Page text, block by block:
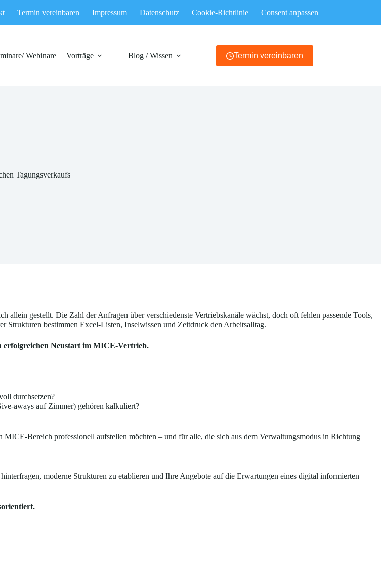
Termin vereinbaren Impressum Datenschutz Cookie-Richtlinie Consent anpassen
Webinare Vorträge Blog / Wissen Termin vereinbaren
Tagungsverkaufs
gestellt. Die Zahl der Anfragen über verschiedenste Vertriebskanäle wächst, doch oft fehlen passende Tools,
Strukturen bestimmen Excel-Listen, Inselwissen und Zeitdruck den Arbeitsalltag.
erfolgreichen Neustart im MICE-Vertrieb.
durchsetzen?
aways auf Zimmer) gehören kalkuliert?
Bereich professionell aufstellen möchten – und für alle, die sich aus dem Verwaltungsmodus in Richtung
moderne Strukturen zu etablieren und Ihre Angebote auf die Erwartungen eines digital informierten